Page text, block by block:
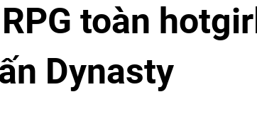
toàn hotgirl
Dynasty